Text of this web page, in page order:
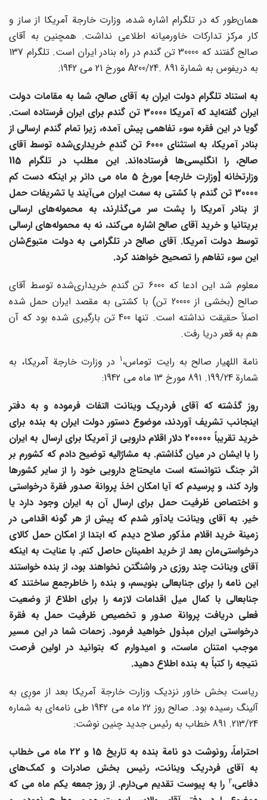
همان‌طور که در تلگرام اشاره شده، وزارت خارجة آمریکا از ساز و
کار مرکز تدارکات خاورمیانه اطلاعی نداشت. همچنین به آقای
صالح گفتند که 30000 تن گندم در راه بنادر ایران است. تلگرام 137
به دریفوس به شمارة A200/24. 891 مورخ 21 می 1942:
به استناد تلگرام دولت ایران به آقای صالح، شما به مقامات دولت
ایران گفته
اید که آمریکا 30000 تن گندم برای ایران فرستاده است.
گویا در این فقره سوء تفاهمی پیش آمده، زیرا تمام گندم ارسالی از
بنادر آمریکا، به استثنای 6000 تن گندمِ خریداری
شده توسط آقای
صالح، را انگلیسیها فرستاده
اند. این مطلب در تلگرام 115
وزارتخانه [وزارت خارجه] مورخ 5 ماه می دائر بر اینکه دست کم
30000 تن گندم با کشتی به سمت ایران می
آیند یا تشریفات حمل
از بنادر آمریکا را پشت سر میگذارند، به محمولههای ارسالی
بریتانیا و خرید آقای صالح اشاره میکند، نه به محمولههای ارسالی
توسط دولت آمریکا. آقای صالح در تلگرامی به دولت متبوعشان
این سوء تفاهم را تصحیح خواهند کرد.
معلوم شد این ادعا که 6000 تن گندمِ خریداری‌شده توسط آقای
صالح (بخشی از 20000 تن) با کشتی به مقصد ایران حمل شده
اصلاً حقیقت نداشته است. تنها 400 تن بارگیری شده بود که آن
هم به قعر دریا رفت.
نامة اللهیار صالح به رایت توماس، در وزارت خارجة آمریکا، به
شمارة 199/24. 891 مورخ 13 ماه می 1942:
روز گذشته که آقای فردریک وینانت التفات فرموده و به دفتر
اینجانب تشریف آوردند، موضوع دستور دولت ایران به بنده برای
خرید تقریباً 200000 دلار اقلام دارویی از آمریکا برای ارسال به ایران
را با ایشان در میان گذاشتم. به مشارٌالیه توضیح دادم که کشورم بر
اثر جنگ نتوانسته است مایحتاج دارویی خود را از سایر کشورها
وارد کند، و پرسیدم که آیا امکان اخذ پروانة صدور فقرة درخواستی
و اختصاص ظرفیت حمل برای ارسال آن به ایران وجود دارد یا
خیر. به آقای وینانت یادآور شدم که پیش از هر گونه اقدامی در
زمینة خرید اقلام مذکور صلاح دیدم که ابتدا از امکان حمل کالای
درخواستیمان بعد از خرید اطمینان حاصل کنم. با عنایت به اینکه
آقای وینانت چند روزی در واشنگتن نخواهند بود، از بنده خواستند
این نامه را برای جنابعالی بنویسم، و بنده را خاطرجمع ساختند که
جنابعالی با کمال میل اقدامات لازمه را برای اطلاع از وضعیت
فعلی دریافت پروانة صدور و تخصیص ظرفیت حمل به فقرة
درخواستی ایران مبذول خواهید فرمود. زحمات شما در این مسیر
موجب امتنان ماست، و امیدوارم که بتوانید در اولین فرصت
نتیجه را کتباً به بنده اطلاع دهید.
ریاست بخش خاور نزدیک وزارت خارجة آمریکا بعد از مورِی به
آلینگ رسیده بود. صالح روز 22 ماه می 1942 طی نامه‌ای به شماره
213/24. 891 خطاب به رئیس جدید چنین نوشت:
احتراماً، رونوشت دو نامة بنده به تاریخ 15 و 22 ماه می خطاب
به آقای فردریک وینانت، رئیس بخش صادرات و کمکهای
دفاعی، را به پیوست تقدیم میدارم. از روز جمعه یکم ماه می که